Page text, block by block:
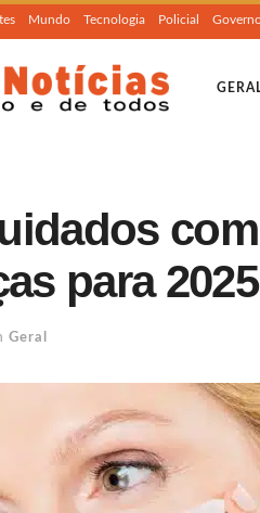
Mundo Tecnologia Policial
para 2025
Geral